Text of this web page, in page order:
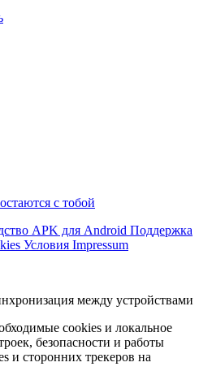
с тобой
APK для Android Поддержка
Условия Impressum
между устройствами
cookies и локальное
безопасности и работы
и сторонних трекеров на